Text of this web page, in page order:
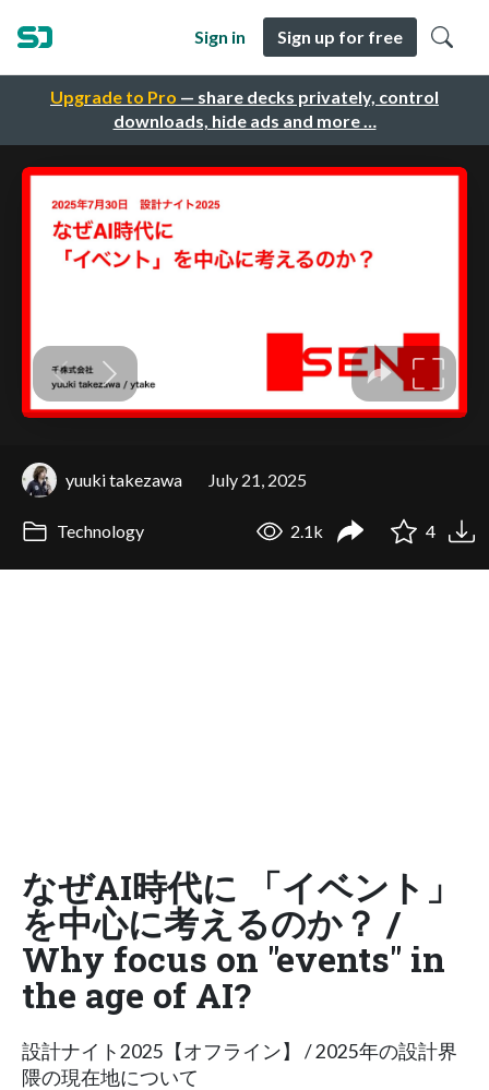
Upgrade to Pro — share decks privately, control
downloads, hide ads and more …
Sign in Sign up for free
yuuki takezawa July 21, 2025
Technology 2.1k 4
なぜAI時代に 「イベント」
を中心に考えるのか？ /
Why focus on "events" in
the age of AI?
設計ナイト2025【オフライン】 / 2025年の設計界
隈の現在地について